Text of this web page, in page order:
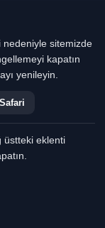
nedeniyle sitemizde
kapatın
yenileyin.
Safari
üstteki eklenti